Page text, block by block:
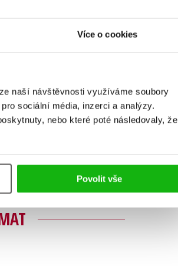
Více o cookies
naší návštěvnosti využíváme soubory
sociální média, inzerci a analýzy.
nebo které poté následovaly, že
Povolit vše
uživatelé